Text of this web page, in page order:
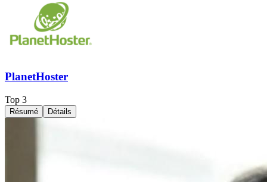
PlanetHoster
Top 3
Résumé Détails